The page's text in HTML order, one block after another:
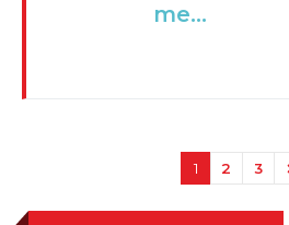
me...
1 2 3